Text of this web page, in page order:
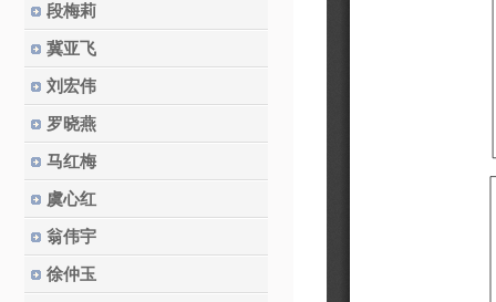
段梅莉
冀亚飞
刘宏伟
罗晓燕
马红梅
虞心红
翁伟宇
徐仲玉